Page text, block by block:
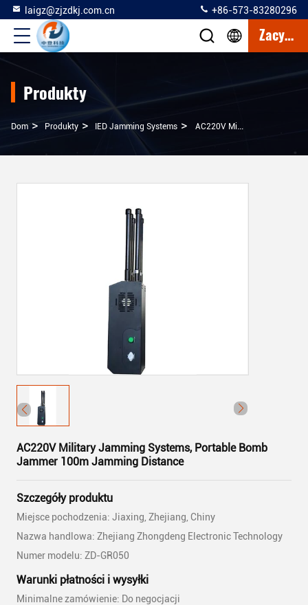
laigz@zjzdkj.com.cn +86-573-83280296
Zacytować
Produkty
Dom > Produkty > IED Jamming Systems > AC220V Military Jamming Systems, Portable Bomb Jammer 100m Jamming Distance
AC220V Military Jamming Systems, Portable Bomb
Jammer 100m Jamming Distance
Szczegóły produktu
Miejsce pochodzenia: Jiaxing, Zhejiang, Chiny
Nazwa handlowa: Zhejiang Zhongdeng Electronic Technology
Numer modelu: ZD-GR050
Warunki płatności i wysyłki
Minimalne zamówienie: Do negocjacji